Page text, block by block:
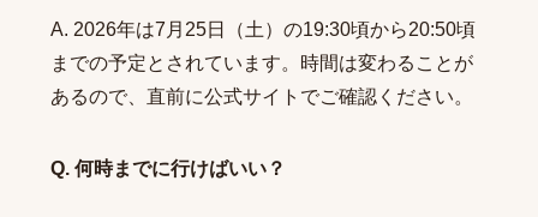
A. 2026年は7月25日（土）の19:30頃から20:50頃
までの予定とされています。時間は変わることが
あるので、直前に公式サイトでご確認ください。
Q. 何時までに行けばいい？